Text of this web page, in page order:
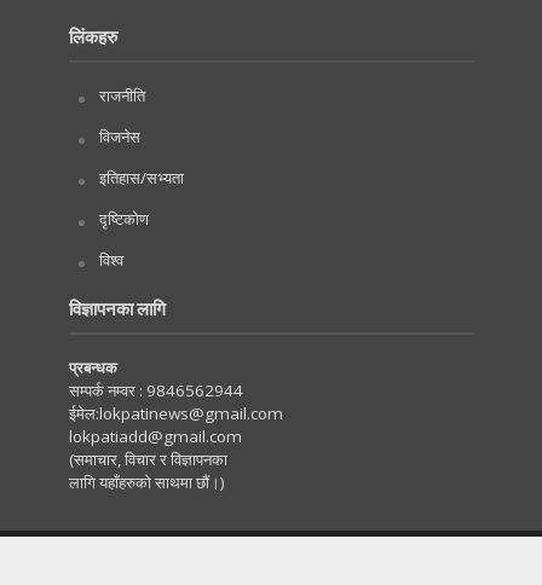
लिंकहरु
राजनीति
विजनेस
इतिहास/सभ्यता
दृष्टिकोण
विश्व
विज्ञापनका लागि
प्रबन्धक
सम्पर्क नम्वर : 9846562944
ईमेल:lokpatinews@gmail.com
lokpatiadd@gmail.com
(समाचार, विचार र विज्ञापनका
लागि यहाँहरुको साथमा छौं।)